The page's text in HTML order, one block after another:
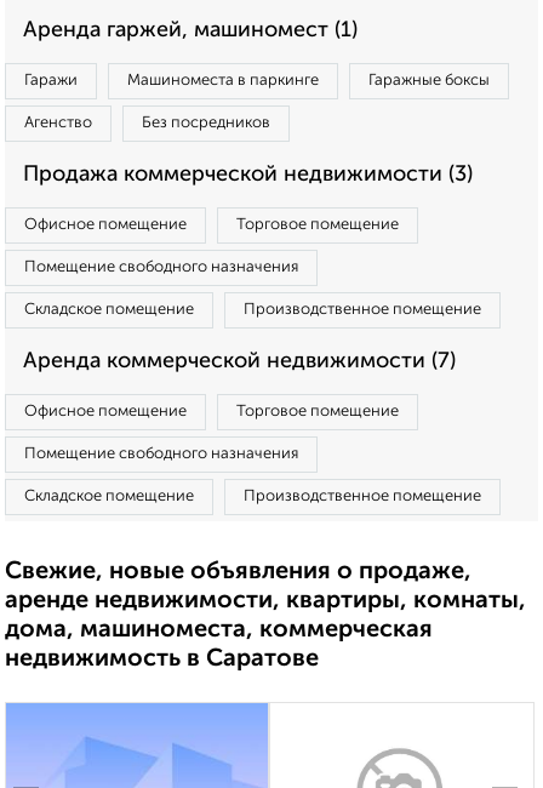
Аренда гаржей, машиномест (1)
Гаражи Машиноместа в паркинге Гаражные боксы
Агенство Без посредников
Продажа коммерческой недвижимости (3)
Офисное помещение Торговое помещение
Помещение свободного назначения
Складское помещение Производственное помещение
Аренда коммерческой недвижимости (7)
Офисное помещение Торговое помещение
Помещение свободного назначения
Складское помещение Производственное помещение
Свежие, новые объявления о продаже,
аренде недвижимости, квартиры, комнаты,
дома, машиноместа, коммерческая
недвижимость в Саратове